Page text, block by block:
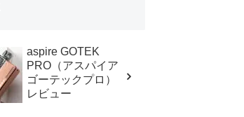
aspire GOTEK
PRO（アスパイア
ゴーテックプロ）
レビュー